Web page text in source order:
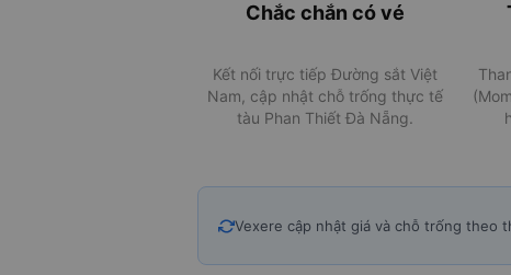
Chắc chắn có vé
Kết nối trực tiếp Đường sắt Việt
Nam, cập nhật chỗ trống thực tế
tàu Phan Thiết Đà Nẵng.
Vexere cập nhật giá và chỗ trống theo